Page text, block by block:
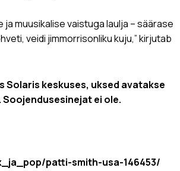
muusikalise vaistuga laulja – säärase
veidi jimmorrisonliku kuju,” kirjutab
Solaris keskuses, uksed avatakse
Soojendusesinejat ei ole.
patti-smith-usa-146453/